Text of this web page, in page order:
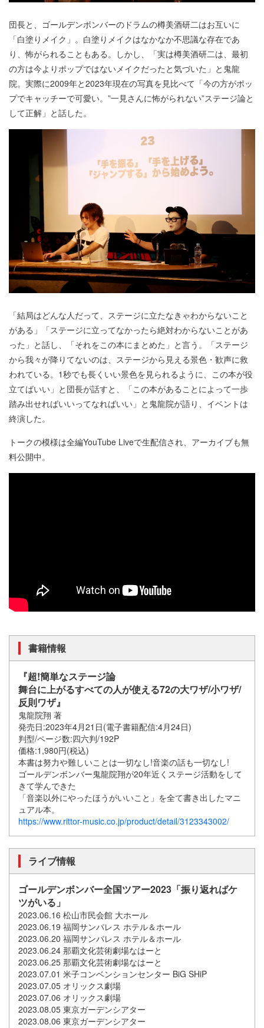
団長と、ゴールデンボンバーのドラムの樽美酒研二はお互いに
「白塗りメイク」。白塗りメイクはなかなか不思議な存在であ
り、怖がられることもある。しかし、「実は樽美酒研二は、最初
の方は今よりポップではないメイクだったと気づいた」と鬼龍
院。実際に2009年と2023年現在の写真を見比べて「今の方がポッ
プでキャッチーで可愛い。”一見さんに怖がられない”ステージ論と
して正解」と話した。
「結局はどんな人だって、ステージに立たなきゃわからないこと
がある」「ステージに立ってなかったら絶対わからないことがあ
った」と話し、「それをこの本にまとめた」と言う。「ステージ
から我々が降りてないのは、ステージから見える景色・歓声に救
われている。1秒でも長くいい景色を見られるように、この本が役
立てばいい」と団長が話すと、「この本があることによって一歩
踏み出せればいいってなればいい」と鬼龍院が語り、イベントは
終演した。
トークの模様は全編YouTube Liveで生配信され、アーカイブも無
料公開中。
書籍情報
『超!簡単なステージ論
舞台に上がるすべての人が使える72の大ワザ/小ワザ/
反則ワザ』
鬼龍院翔 著
発売日:2023年4月21日(電子書籍配信:4月24日)
判型/ページ数:四六判/192P
価格:1,980円(税込)
本書は努力や難しいことは一切なし!音楽の話も一切なし!
ゴールデンボンバー鬼龍院翔が20年近くステージ活動をして
きて学んできた
「音楽以外にやったほうがいいこと」を全て書き出したマニ
ュアル本。
https://www.rittor-music.co.jp/product/detail/3123343002/
ライブ情報
ゴールデンボンバー全国ツアー2023「振り返ればケ
ツがいる」
2023.06.16 松山市民会館 大ホール
2023.06.19 福岡サンパレス ホテル＆ホール
2023.06.20 福岡サンパレス ホテル＆ホール
2023.06.24 那覇文化芸術劇場なはーと
2023.06.25 那覇文化芸術劇場なはーと
2023.07.01 米子コンベンションセンター BiG SHiP
2023.07.05 オリックス劇場
2023.07.06 オリックス劇場
2023.08.05 東京ガーデンシアター
2023.08.06 東京ガーデンシアター